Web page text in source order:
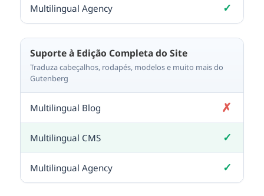
✓
Incluído
Suporte à Edição Completa do Site
Traduza cabeçalhos, rodapés, modelos e muito mais do
Gutenberg
✗
Não incluído
✓
Incluído
✓
Incluído